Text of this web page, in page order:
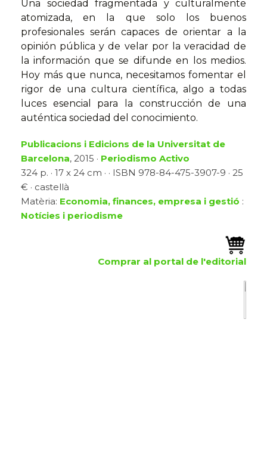
Una sociedad fragmentada y culturalmente
atomizada, en la que solo los buenos
profesionales serán capaces de orientar a la
opinión pública y de velar por la veracidad de
la información que se difunde en los medios.
Hoy más que nunca, necesitamos fomentar el
rigor de una cultura científica, algo a todas
luces esencial para la construcción de una
auténtica sociedad del conocimiento.
Publicacions i Edicions de la Universitat de
Barcelona, 2015 · Periodismo Activo
324 p. · 17 x 24 cm · · ISBN 978-84-475-3907-9 · 25
€ · castellà
Matèria: Economia, finances, empresa i gestió :
Notícies i periodisme
Comprar al portal de l'editorial